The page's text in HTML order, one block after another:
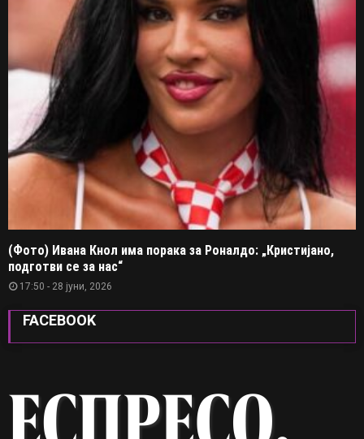
(Фото) Ивана Кнол има порака за Роналдо: „Кристијано,
подготви се за нас“
17:50 - 28 јуни, 2026
FACEBOOK